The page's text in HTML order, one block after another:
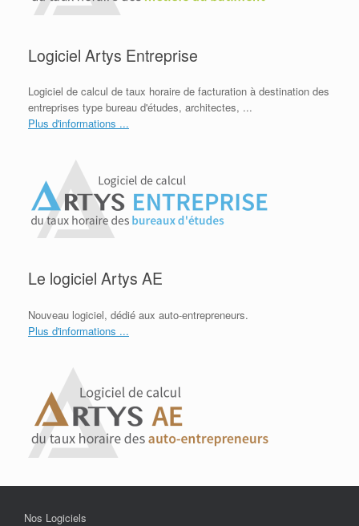
Logiciel Artys Entreprise
Logiciel de calcul de taux horaire de facturation à destination des
entreprises type bureau d'études, architectes, ...
Plus d'informations ...
Le logiciel Artys AE
Nouveau logiciel, dédié aux auto-entrepreneurs.
Plus d'informations ...
Nos Logiciels